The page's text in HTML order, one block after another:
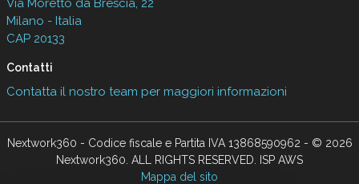
Milano - Italia
CAP 20133
Contatti
Contatta il nostro team per maggiori informazioni
Nextwork360 - Codice fiscale e Partita IVA 13868590962 - © 2026
Nextwork360. ALL RIGHTS RESERVED. ISP AWS
Mappa del sito